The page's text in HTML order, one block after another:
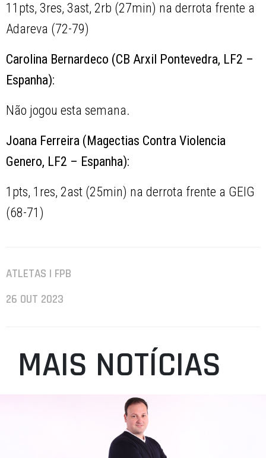
11pts, 3res, 3ast, 2rb (27min) na derrota frente a
Adareva (72-79)
Carolina Bernardeco (CB Arxil Pontevedra, LF2 –
Espanha):
Não jogou esta semana.
Joana Ferreira (Magectias Contra Violencia
Genero, LF2 – Espanha):
1pts, 1res, 2ast (25min) na derrota frente a GEIG
(68-71)
ATLETAS | FPB
26 OUT 2023
MAIS NOTÍCIAS